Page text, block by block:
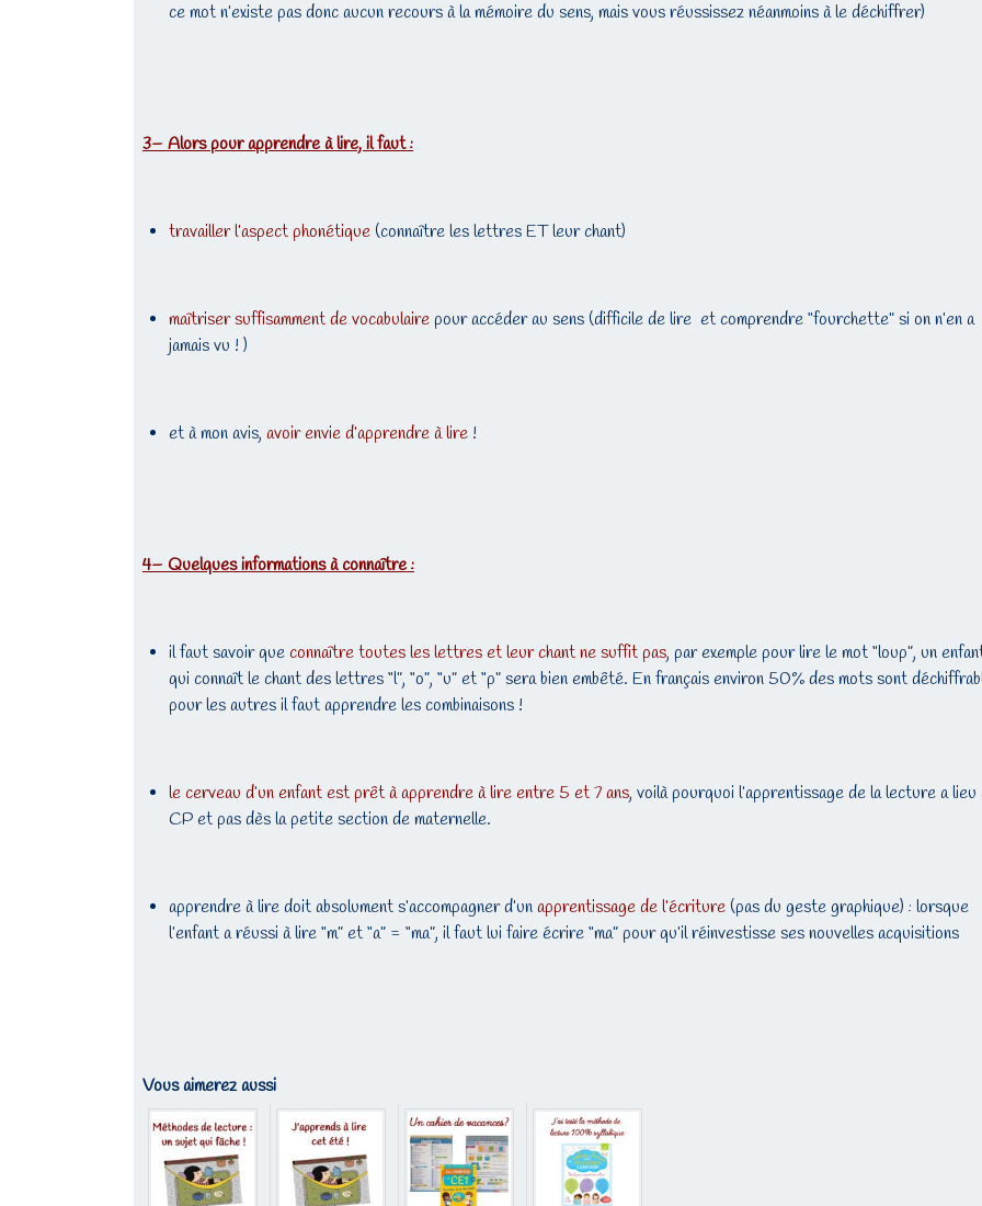
ce mot n’existe pas donc aucun recours à la mémoire du sens, mais vous réussissez néanmoins à le déchiffrer)
3– Alors pour apprendre à lire, il faut :
travailler l’aspect phonétique(connaître les lettres ET leur chant)
maîtriser suffisamment de vocabulairepour accéder au sens (difficile de lire et comprendre “fourchette” si on n’en a
jamais vu ! )
et à mon avis,avoir envie d’apprendre à lire !
4– Quelques informations à connaître :
il faut savoir que connaître toutes les lettres et leur chant ne suffit pas, par exemple pour lire le mot “loup”, un
qui connaît le chant des lettres “l”, “o”, “u” et “p” sera bien embêté. En français environ 50% des mots sont
pour les autres il faut apprendre les combinaisons !
le cerveau d’un enfant est prêt à apprendre à lire entre 5 et 7 ans, voilà pourquoi l’apprentissage de la lecture a lieu
CP et pas dès la petite section de maternelle.
apprendre à lire doit absolument s’accompagner d’unapprentissage de l’écriture(pas du geste graphique) : lorsque
l’enfant a réussi à lire “m” et “a” = “ma”, il faut lui faire écrire “ma” pour qu’il réinvestisse ses nouvelles acquisitions
Vous aimerez aussi